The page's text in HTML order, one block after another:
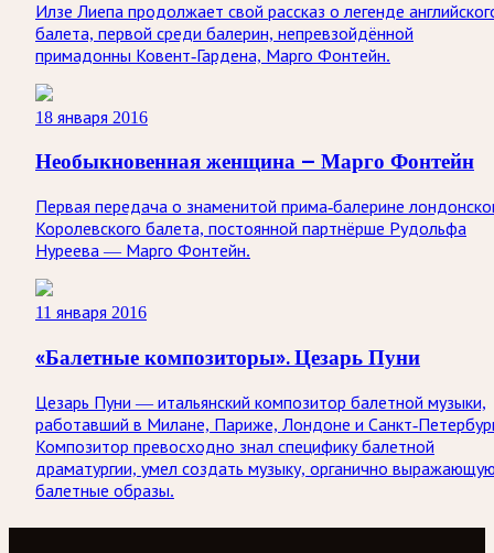
Илзе Лиепа продолжает свой рассказ о легенде
балета, первой среди балерин, непревзойдённой
примадонны Ковент-Гардена, Марго Фонтейн.
18 января 2016
Необыкновенная женщина — Марго Фонтейн
Первая передача о знаменитой прима-балерине
Королевского балета, постоянной партнёрше Рудольфа
Нуреева — Марго Фонтейн.
11 января 2016
«Балетные композиторы». Цезарь Пуни
Цезарь Пуни — итальянский композитор балетной музыки,
работавший в Милане, Париже, Лондоне и Санкт-
Композитор превосходно знал специфику балетной
драматургии, умел создать музыку, органично
балетные образы.